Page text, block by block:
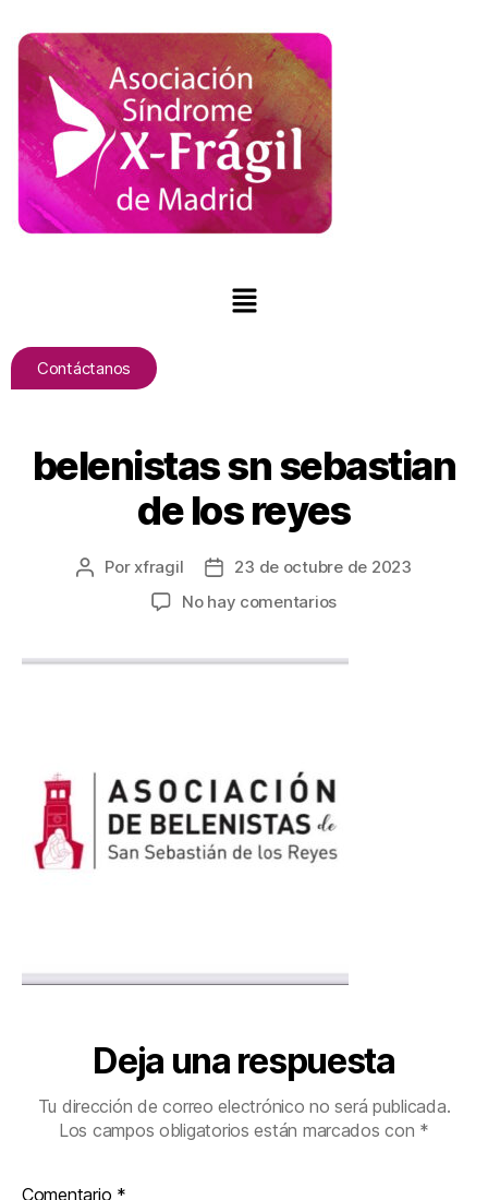
Contáctanos
belenistas sn sebastian
de los reyes
Porxfragil
23 de octubre de 2023
No hay comentarios
Deja una respuesta
Tu dirección de correo electrónico no será publicada.
Los campos obligatorios están marcados con *
Comentario *